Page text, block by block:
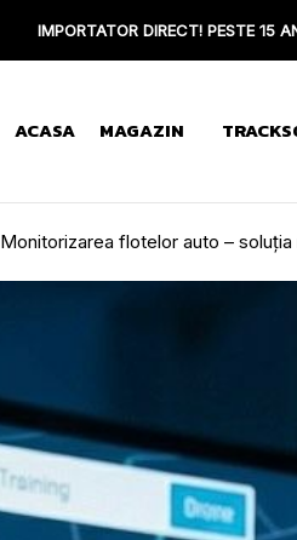
IMPORTATOR DIRECT! PESTE 15
ACASA MAGAZIN
Monitorizarea flotelor auto –